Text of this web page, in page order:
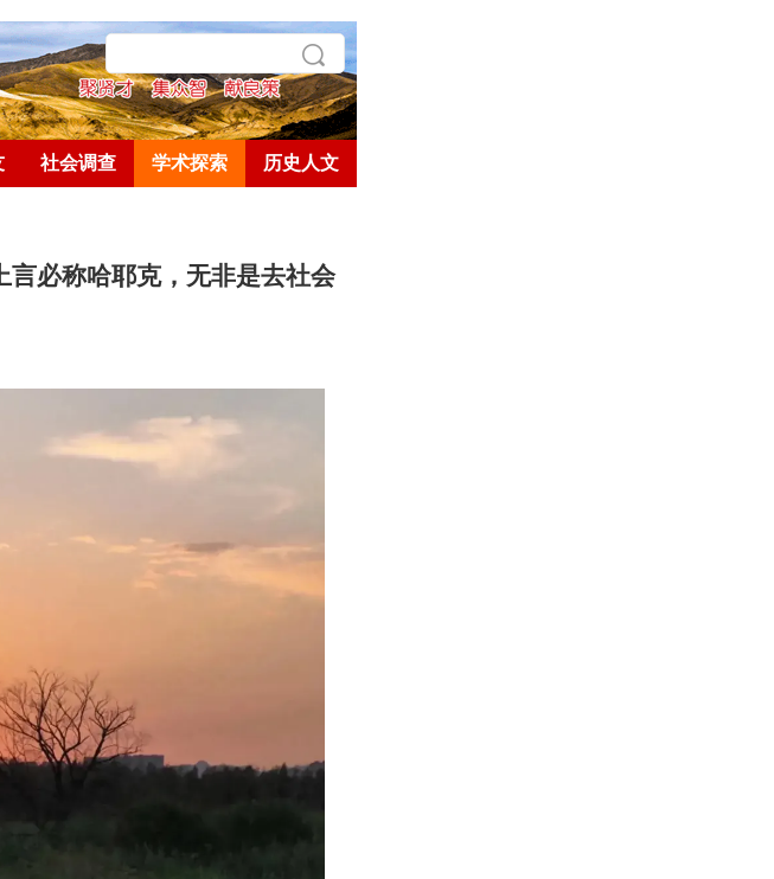
社会调查 学术探索 历史人文
必称哈耶克，无非是去社会